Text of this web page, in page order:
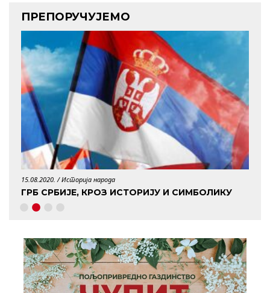
ПРЕПОРУЧУЈЕМО
15.08.2020. /Историја народа
ГРБ СРБИЈЕ, КРОЗ ИСТОРИЈУ И СИМБОЛИКУ